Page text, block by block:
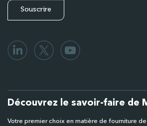
Découvrez le savoir-faire de
Votre premier choix en matière de fourniture